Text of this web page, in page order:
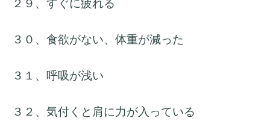
２９、すぐに疲れる
３０、食欲がない、体重が減った
３１、呼吸が浅い
３２、気付くと肩に力が入っている